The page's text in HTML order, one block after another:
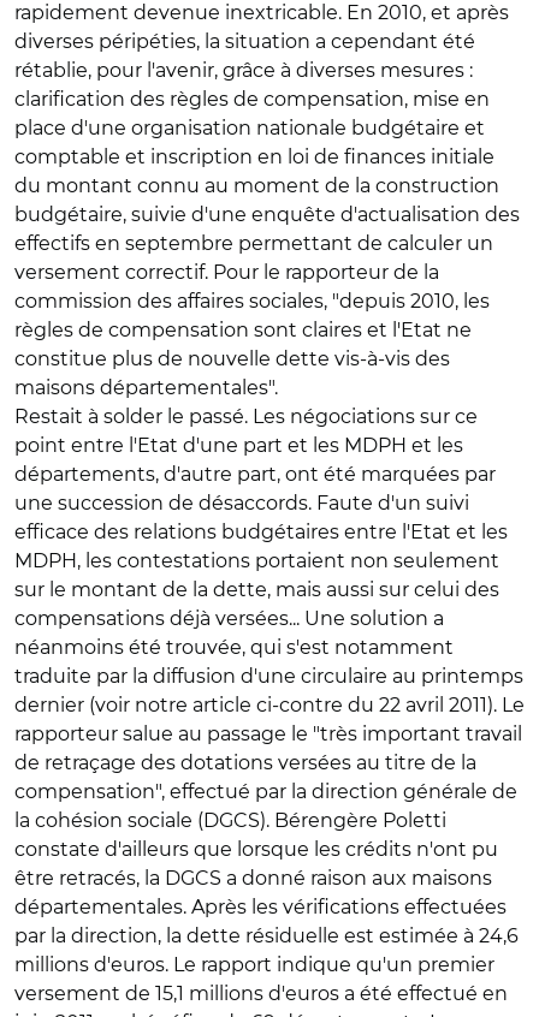
rapidement devenue inextricable. En 2010, et après
diverses péripéties, la situation a cependant été
rétablie, pour l'avenir, grâce à diverses mesures :
clarification des règles de compensation, mise en
place d'une organisation nationale budgétaire et
comptable et inscription en loi de finances initiale
du montant connu au moment de la construction
budgétaire, suivie d'une enquête d'actualisation des
effectifs en septembre permettant de calculer un
versement correctif. Pour le rapporteur de la
commission des affaires sociales, "depuis 2010, les
règles de compensation sont claires et l'Etat ne
constitue plus de nouvelle dette vis-à-vis des
maisons départementales".
Restait à solder le passé. Les négociations sur ce
point entre l'Etat d'une part et les MDPH et les
départements, d'autre part, ont été marquées par
une succession de désaccords. Faute d'un suivi
efficace des relations budgétaires entre l'Etat et les
MDPH, les contestations portaient non seulement
sur le montant de la dette, mais aussi sur celui des
compensations déjà versées... Une solution a
néanmoins été trouvée, qui s'est notamment
traduite par la diffusion d'une circulaire au printemps
dernier (voir notre article ci-contre du 22 avril 2011). Le
rapporteur salue au passage le "très important travail
de retraçage des dotations versées au titre de la
compensation", effectué par la direction générale de
la cohésion sociale (DGCS). Bérengère Poletti
constate d'ailleurs que lorsque les crédits n'ont pu
être retracés, la DGCS a donné raison aux maisons
départementales. Après les vérifications effectuées
par la direction, la dette résiduelle est estimée à 24,6
millions d'euros. Le rapport indique qu'un premier
versement de 15,1 millions d'euros a été effectué en